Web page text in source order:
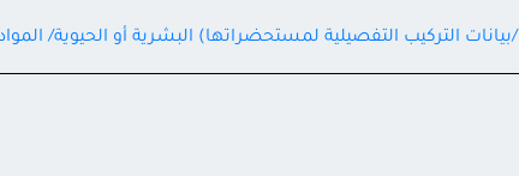
/بيانات التركيب التفصيلية لمستحضراتها) البشرية أو الحيوية/